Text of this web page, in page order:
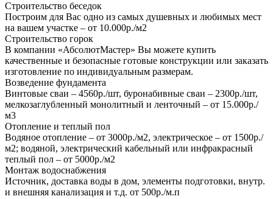
Строительство беседок
Построим для Вас одно из самых душевных и любимых мест
на вашем участке – от 10.000р./м2
Строительство горок
В компании «АбсолютМастер» Вы можете купить
качественные и безопасные готовые конструкции или заказать
изготовление по индивидуальным размерам.
Возведение фундамента
Винтовые сваи – 4560р./шт, буронабивные сваи – 2300р./шт,
мелкозаглубленный монолитный и ленточный – от 15.000р./
м3
Отопление и теплый пол
Водяное отопление – от 3000р./м2, электрическое – от 1500р./
м2; водяной, электрический кабельный или инфракрасный
теплый пол – от 5000р./м2
Монтаж водоснабжения
Источник, доставка воды в дом, элементы подготовки, внутр.
и внешняя канализация и т.д. от 500р./м.п